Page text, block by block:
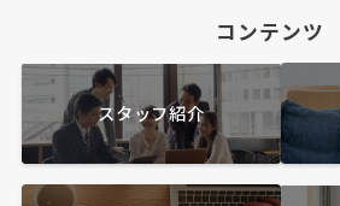
コンテンツ
スタッフ紹介